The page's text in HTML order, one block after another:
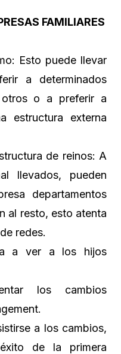
FAMILIARES
Esto puede llevar
a determinados
o a preferir a
estructura externa
de reinos: A
llevados, pueden
departamentos
al resto, esto atenta
redes.
a ver a los hijos
los cambios
a los cambios,
de la primera